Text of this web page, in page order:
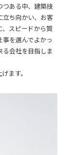
つある中、建築技
立ち向かい、お客
スピードから質
を選んでよかっ
会社を目指しま
ます。